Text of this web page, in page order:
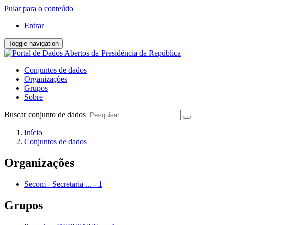
Pular para o conteúdo
Entrar
Toggle navigation
Conjuntos de dados
Organizações
Grupos
Sobre
Buscar conjunto de dados
Início
Conjuntos de dados
Organizações
Secom - Secretaria ... - 1
Grupos